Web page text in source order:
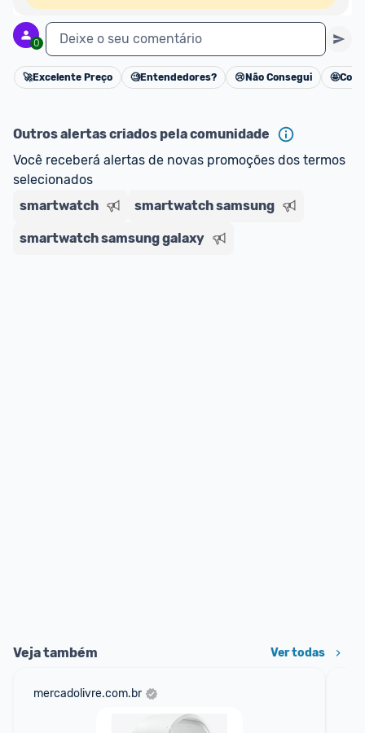
0 Deixe o seu comentário
Cancelar
🚀Excelente Preço 🧐Entendedores? 😢 Não Consegui 🤩
Outros alertas criados pela comunidade
Você receberá alertas de novas promoções dos termos
selecionados
smartwatch
smartwatch samsung
smartwatch samsung galaxy
Veja também Ver todas
mercadolivre.com.br